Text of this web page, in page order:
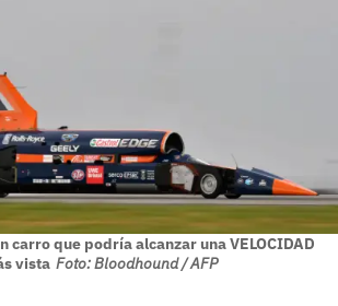
carro que podría alcanzar una VELOCIDAD
vista Foto: Bloodhound / AFP